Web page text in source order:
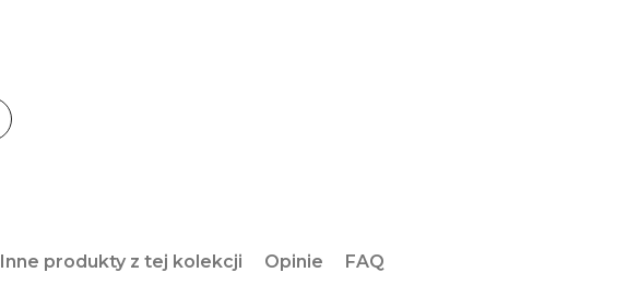
Inne produkty z tej kolekcji Opinie FAQ